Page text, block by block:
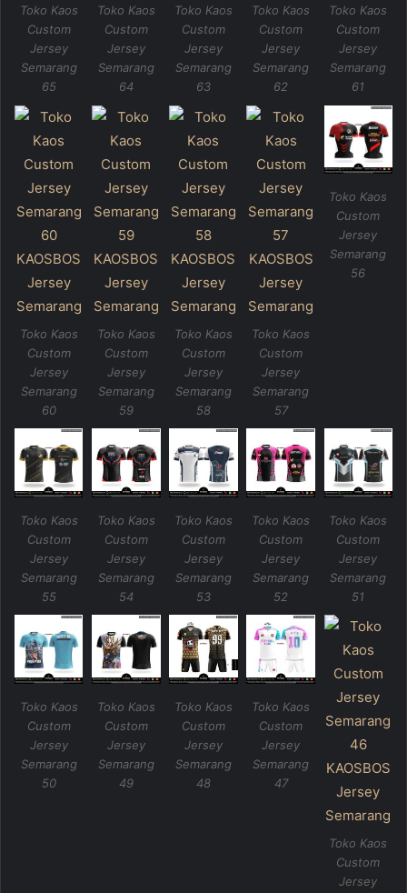
Toko Kaos
Custom
Jersey
Semarang
65
Toko Kaos
Custom
Jersey
Semarang
64
Toko Kaos
Custom
Jersey
Semarang
63
Toko Kaos
Custom
Jersey
Semarang
62
Toko Kaos
Custom
Jersey
Semarang
61
Toko Kaos
Custom
Jersey
Semarang
60
Toko Kaos
Custom
Jersey
Semarang
59
Toko Kaos
Custom
Jersey
Semarang
58
Toko Kaos
Custom
Jersey
Semarang
57
Toko Kaos
Custom
Jersey
Semarang
56
Toko Kaos
Custom
Jersey
Semarang
55
Toko Kaos
Custom
Jersey
Semarang
54
Toko Kaos
Custom
Jersey
Semarang
53
Toko Kaos
Custom
Jersey
Semarang
52
Toko Kaos
Custom
Jersey
Semarang
51
Toko Kaos
Custom
Jersey
Semarang
50
Toko Kaos
Custom
Jersey
Semarang
49
Toko Kaos
Custom
Jersey
Semarang
48
Toko Kaos
Custom
Jersey
Semarang
47
Toko Kaos
Custom
Jersey